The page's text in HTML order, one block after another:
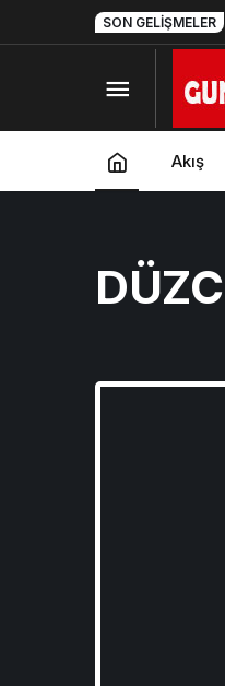
SON GELIŞMELER
Akış